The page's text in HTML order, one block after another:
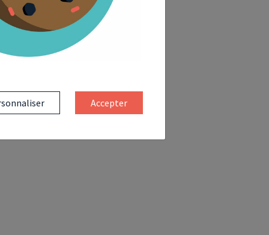
Accepter